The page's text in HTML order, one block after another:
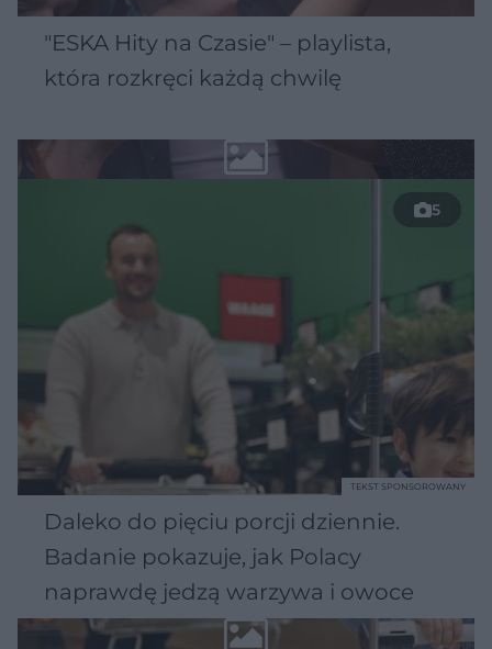
"ESKA Hity na Czasie" – playlista,
która rozkręci każdą chwilę
5
Daleko do pięciu porcji dziennie.
Badanie pokazuje, jak Polacy
naprawdę jedzą warzywa i owoce
TEKST SPONSOROWANY